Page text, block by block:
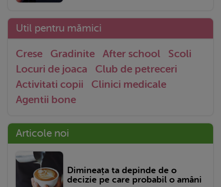
Util pentru mămici
Crese Gradinite After school
Scoli
Locuri de joaca
Club de petreceri
Activitati copii
Clinici medicale
Agentii bone
Articole noi
Dimineața ta depinde de o
decizie pe care probabil o amâni